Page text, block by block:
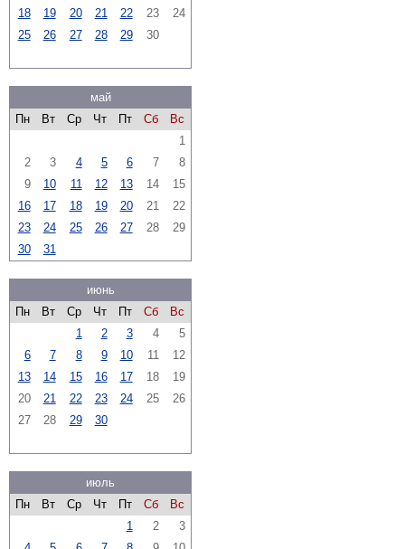
18
19 20 21 22 23
24
25
26 27 28 29 30
май
Пн
Вт Ср Чт Пт Сб
Вс
1
2
3 4 5 6 7
8
9
10 11 12 13 14
15
16
17 18 19 20 21
22
23
24 25 26 27 28
29
30
31
июнь
Пн
Вт Ср Чт Пт Сб
Вс
1
2 3 4
5
6
7 8 9 10 11
12
13
14 15 16 17 18
19
20
21 22 23 24 25
26
27
28 29 30
июль
Пн
Вт Ср Чт Пт Сб
Вс
1
2
3